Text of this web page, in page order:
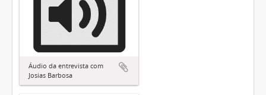
Áudio da entrevista com
Josias Barbosa